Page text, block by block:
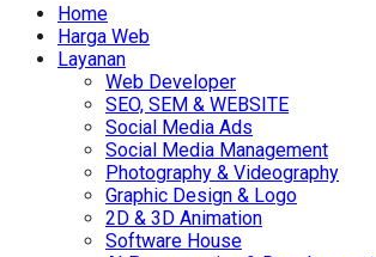
Home
Harga Web
Layanan
Web Developer
SEO, SEM & WEBSITE
Social Media Ads
Social Media Management
Photography & Videography
Graphic Design & Logo
2D & 3D Animation
Software House